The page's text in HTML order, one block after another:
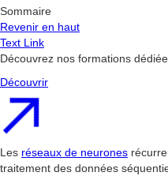
Sommaire
Revenir en haut
Text Link
Découvrez nos formations
Découvrir
Les réseaux de neurones
traitement des données